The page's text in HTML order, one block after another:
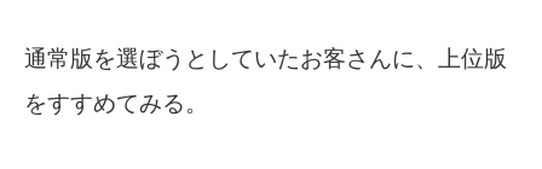
通常版を選ぼうとしていたお客さんに、上位版
をすすめてみる。